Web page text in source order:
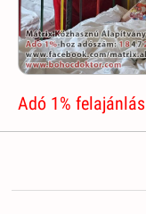
Adó 1%